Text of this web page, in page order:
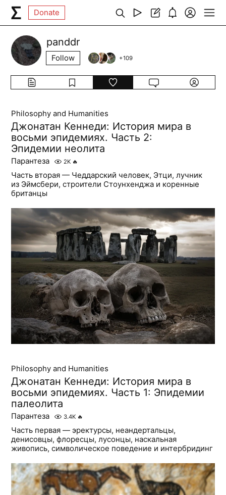
Donate
panddr
Follow +109
Philosophy and Humanities
Джонатан Кеннеди: История мира в
восьми эпидемиях. Часть 2:
Эпидемии неолита
Парантеза 2K 🔥
Часть вторая — Чеддарский человек, Этци, лучник
из Эймсбери, строители Стоунхенджа и коренные
британцы
Philosophy and Humanities
Джонатан Кеннеди: История мира в
восьми эпидемиях. Часть 1: Эпидемии
палеолита
Парантеза 3.4K 🔥
Часть первая — эректурсы, неандертальцы,
денисовцы, флоресцы, лусонцы, наскальная
живопись, символическое поведение и интербридинг